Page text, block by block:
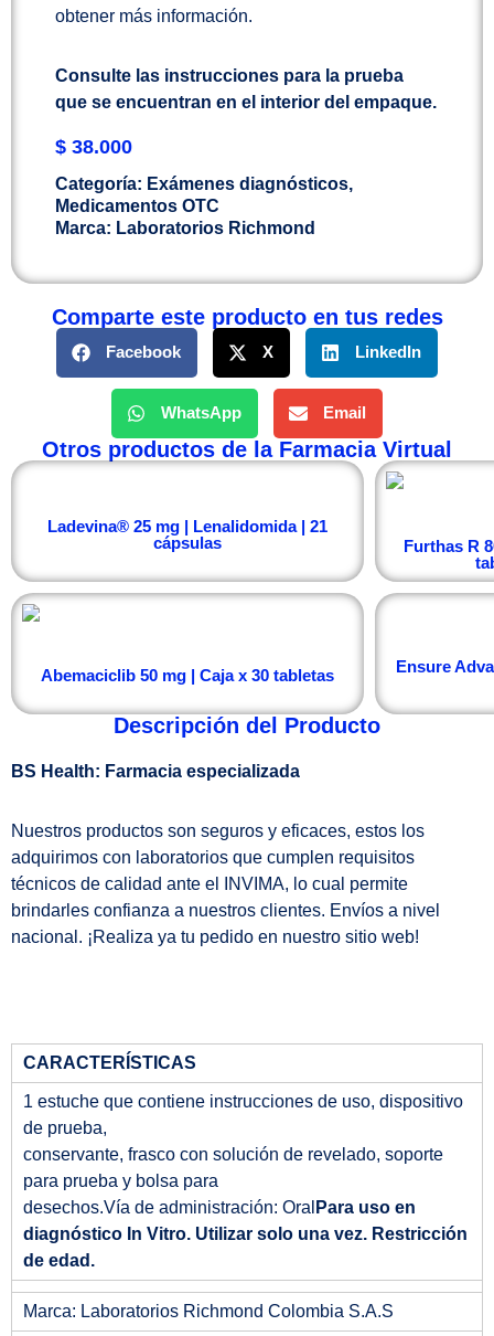
obtener más información.
Consulte las instrucciones para la prueba
que se encuentran en el interior del empaque.
$ 38.000
Categoría: Exámenes diagnósticos,
Medicamentos OTC
Marca: Laboratorios Richmond
Comparte este producto en tus redes
Facebook X LinkedIn
WhatsApp Email
Otros productos de la Farmacia Virtual
Ladevina® 25 mg | Lenalidomida | 21
cápsulas
Furthas R
Abemaciclib 50 mg | Caja x 30 tabletas Ensure
Descripción del Producto
BS Health: Farmacia especializada
Nuestros productos son seguros y eficaces, estos los
adquirimos con laboratorios que cumplen requisitos
técnicos de calidad ante el INVIMA, lo cual permite
brindarles confianza a nuestros clientes. Envíos a nivel
nacional. ¡Realiza ya tu pedido en nuestro sitio web!
CARACTERÍSTICAS
1 estuche que contiene instrucciones de uso, dispositivo
de prueba,
conservante, frasco con solución de revelado, soporte
para prueba y bolsa para
desechos.Vía de administración: Oral Para uso en
diagnóstico In Vitro. Utilizar solo una vez. Restricción
de edad.
Marca: Laboratorios Richmond Colombia S.A.S